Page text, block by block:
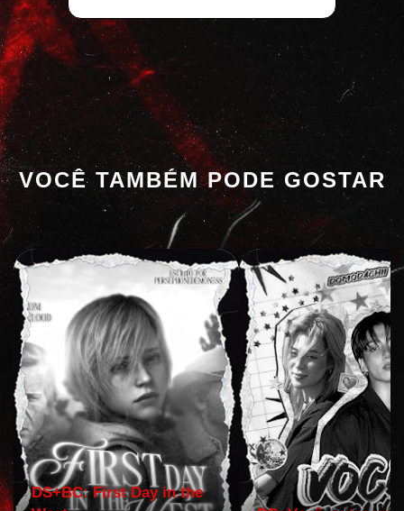
VOCÊ TAMBÉM PODE GOSTAR
DS+BC: First Day in the